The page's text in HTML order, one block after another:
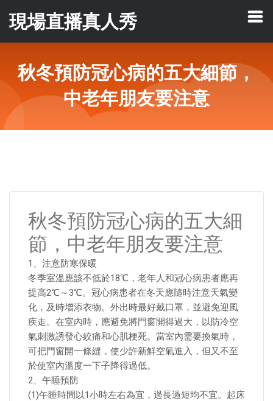
現場直播真人秀
秋冬預防冠心病的五大細節，
中老年朋友要注意
秋冬預防冠心病的五大細
節，中老年朋友要注意
1、注意防寒保暖
冬季室溫應該不低於18℃，老年人和冠心病患者應再
提高2℃～3℃。冠心病患者在冬天應隨時注意天氣變
化，及時增添衣物。外出時最好戴口罩，並避免迎風
疾走。在室內時，應避免將門窗開得過大，以防冷空
氣刺激誘發心絞痛和心肌梗死。當室內需要換氣時，
可把門窗開一條縫，使少許新鮮空氣進入，但又不至
於使室內溫度一下子降得過低。
2、午睡預防
(1)午睡時間以1小時左右為宜，過長過短均不宜。起床